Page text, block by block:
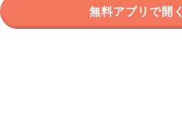
無料アプリで開く